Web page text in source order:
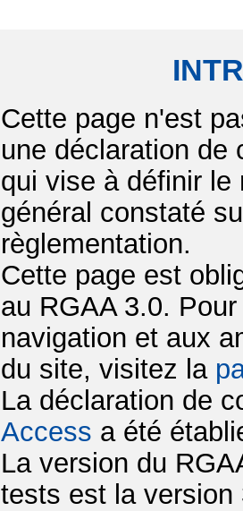
Cette page n'est
une déclaration de
qui vise à définir
général constaté
règlementation.
Cette page est
au RGAA 3.0.
navigation et aux
du site, visitez la
La déclaration de
Access a été
La version du
tests est la version